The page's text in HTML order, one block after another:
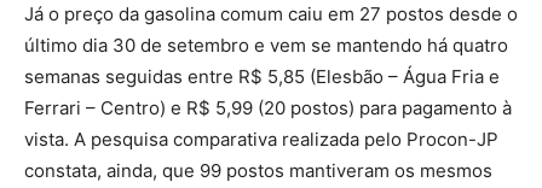
Já o preço da gasolina comum caiu em 27 postos desde o
último dia 30 de setembro e vem se mantendo há quatro
semanas seguidas entre R$ 5,85 (Elesbão – Água Fria e
Ferrari – Centro) e R$ 5,99 (20 postos) para pagamento à
vista. A pesquisa comparativa realizada pelo Procon-JP
constata, ainda, que 99 postos mantiveram os mesmos